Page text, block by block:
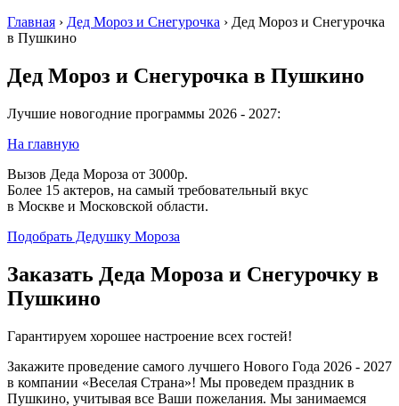
Главная › Дед Мороз и Снегурочка › Дед Мороз и Снегурочка
в Пушкино
Дед Мороз и Снегурочка в Пушкино
Лучшие новогодние программы 2026 - 2027:
На главную
Вызов Деда Мороза от 3000р.
Более 15 актеров, на самый требовательный вкус
в Москве и Московской области.
Подобрать Дедушку Мороза
Заказать Деда Мороза и Снегурочку в
Пушкино
Гарантируем хорошее настроение всех гостей!
Закажите проведение самого лучшего Нового Года 2026 - 2027
в компании «Веселая Страна»! Мы проведем праздник в
Пушкино, учитывая все Ваши пожелания. Мы занимаемся